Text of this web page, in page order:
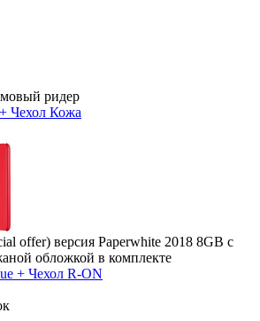
ридер
Чехол Кожа
offer) версия Paperwhite 2018 8GB с
обложкой в комплекте
+ Чехол R-ON